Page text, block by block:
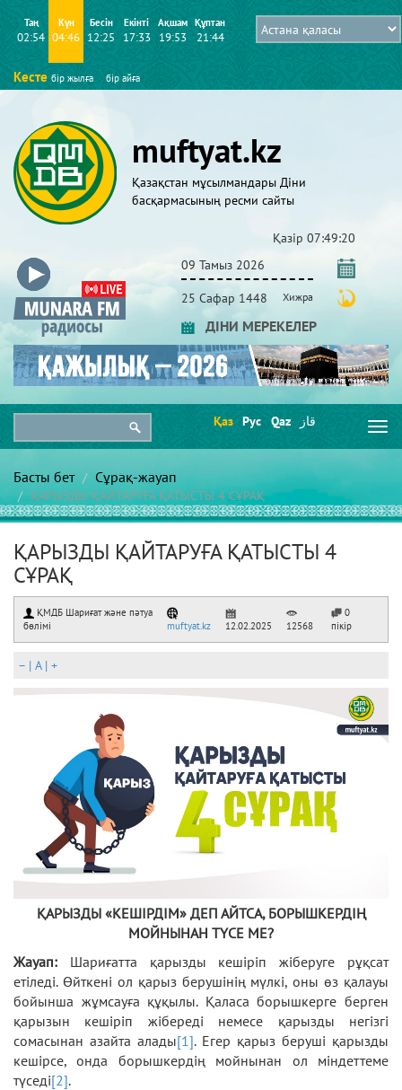
Таң
02:54
Күн
04:46
Бесін
12:25
Екінті
17:33
Ақшам
19:53
Құптан
21:44
Кесте бір жылға бір айға
muftyat.kz
Қазақстан мұсылмандары Діни
басқармасының ресми сайты
Қазір 07:49:21
09 Тамыз 2026
25 Сафар 1448 Хижра
ДІНИ МЕРЕКЕЛЕР
Қаз Рус Qaz قاز
Басты бет Сұрақ-жауап
ҚАРЫЗДЫ ҚАЙТАРУҒА ҚАТЫСТЫ 4 СҰРАҚ
ҚАРЫЗДЫ ҚАЙТАРУҒА ҚАТЫСТЫ 4
СҰРАҚ
ҚМДБ Шариғат және пәтуа
бөлімі
muftyat.kz 12.02.2025 12568
0
пікір
– | A| +
ҚАРЫЗДЫ «КЕШІРДІМ» ДЕП АЙТСА, БОРЫШКЕРДІҢ
МОЙНЫНАН ТҮСЕ МЕ?
Жауап: Шариғатта қарызды кешіріп жіберуге рұқсат
етіледі. Өйткені ол қарыз берушінің мүлкі, оны өз қалауы
бойынша жұмсауға құқылы. Қаласа борышкерге берген
қарызын кешіріп жібереді немесе қарызды негізгі
сомасынан азайта алады[1]. Егер қарыз беруші қарызды
кешірсе, онда борышкердің мойнынан ол міндеттеме
түседі[2].